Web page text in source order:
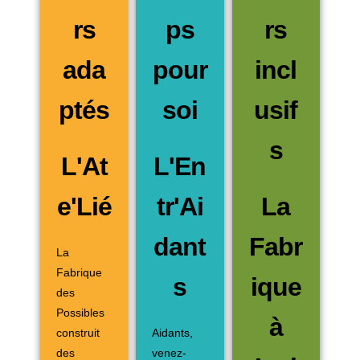
rs
ada
ptés
L'At
e'Lié
La
Fabrique
des
Possibles
construit
des
ps
pour
soi
L'En
tr'Ai
dant
s
Aidants,
venez-
rs
incl
usif
s
La
Fabr
ique
à